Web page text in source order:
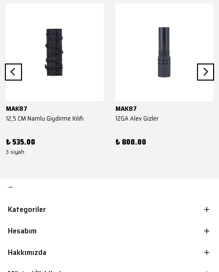
MAK87
12,5 CM Namlu Giydirme Kılıfı
₺ 535.00
3 siyah
MAK87
12GA Alev Gizler
₺ 800.00
Kategoriler
Hesabım
Hakkımızda